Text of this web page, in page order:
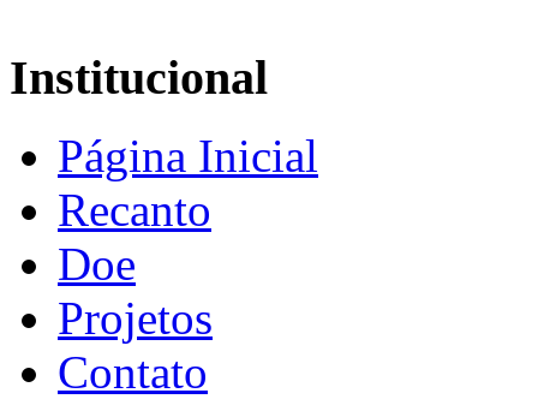
Institucional
Página Inicial
Recanto
Doe
Projetos
Contato